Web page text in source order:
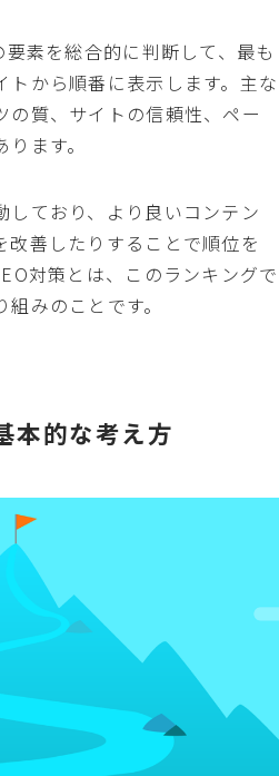
素を総合的に判断して、最も
から順番に表示します。主な
質、サイトの信頼性、ペー
ます。
しており、より良いコンテン
改善したりすることで順位を
対策とは、このランキングで
みのことです。
本的な考え方